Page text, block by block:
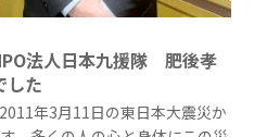
法人日本九援隊 肥後孝
した
年3月11日の東日本大震災か